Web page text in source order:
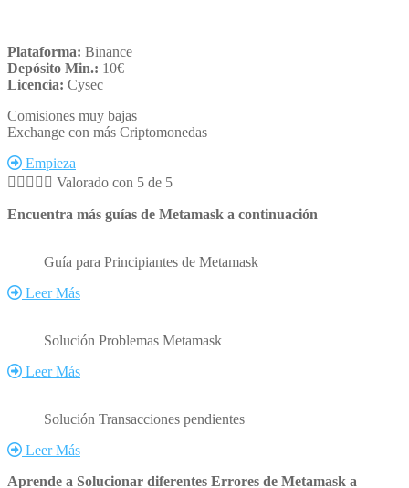
Plataforma: Binance
Depósito Min.: 10€
Licencia: Cysec
Comisiones muy bajas
Exchange con más Criptomonedas
Empieza
     Valorado con 5 de 5
Encuentra más guías de Metamask a continuación
Guía para Principiantes de Metamask
Leer Más
Solución Problemas Metamask
Leer Más
Solución Transacciones pendientes
Leer Más
Aprende a Solucionar diferentes Errores de Metamask a